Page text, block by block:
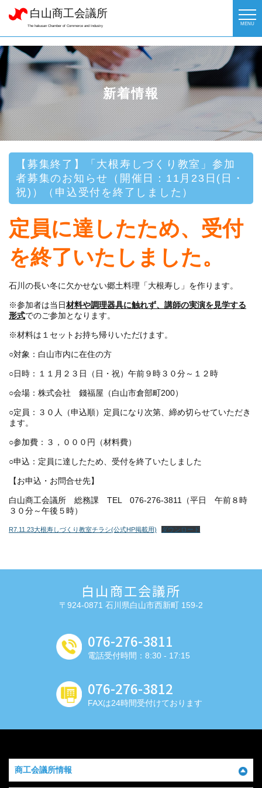
白山商工会議所
The hakusan Chamber of Commerce and Industry MENU
新着情報
【募集終了】「大根寿しづくり教室」参加
者募集のお知らせ（開催日：11月23日(日・
祝)）（申込受付を終了しました）
定員に達したため、受付
を終了いたしました。
石川の長い冬に欠かせない郷土料理「大根寿し」を作ります。
※参加者は当日材料や調理器具に触れず、講師の実演を見学する
形式でのご参加となります。
※材料は１セットお持ち帰りいただけます。
○対象：白山市内に在住の方
○日時：１１月２３日（日・祝）午前９時３０分～１２時
○会場：株式会社 錢福屋（白山市倉部町200）
○定員：３０人（申込順）定員になり次第、締め切らせていただき
ます。
○参加費：３，０００円（材料費）
○申込：定員に達したため、受付を終了いたしました
【お申込・お問合せ先】
白山商工会議所 総務課 TEL 076-276-3811（平日 午前８時
３０分～午後５時）
R7.11.23大根寿しづくり教室チラシ(公式HP掲載用) ダウンロード
白山商工会議所
〒924-0871 石川県白山市西新町 159-2
076-276-3811
電話受付時間：8:30 - 17:15
076-276-3812
FAXは24時間受付けております
商工会議所情報